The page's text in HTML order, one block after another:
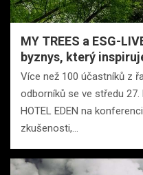
MY TREES a ESG-
byznys, který
Více než 100 účastníků z
odborníků se ve středu
HOTEL EDEN na
zkušenosti,…